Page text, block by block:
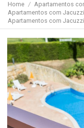
Home / Apartamentos
Apartamentos com
Apartamentos com